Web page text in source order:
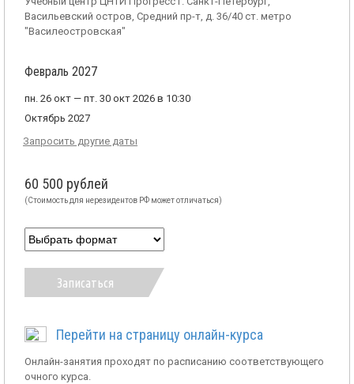
Васильевский остров, Средний пр-т, д. 36/40 ст. метро
"Василеостровская"
Февраль 2027
пн. 26 окт — пт. 30 окт 2026 в 10:30
Октябрь 2027
Запросить другие даты
60 500 рублей
(Стоимость для нерезидентов РФ может отличаться)
Записаться
Перейти на страницу онлайн-курса
Онлайн-занятия проходят по расписанию соответствующего
очного курса.